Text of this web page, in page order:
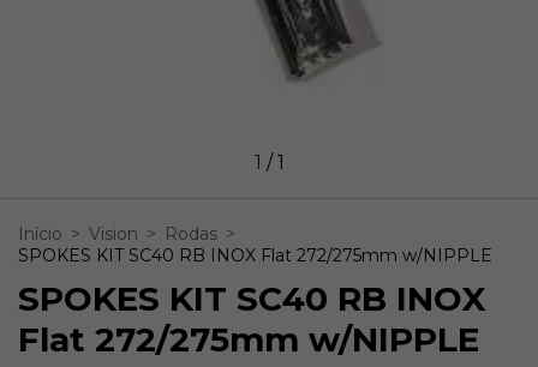
1 /1
Início > Vision > Rodas >
SPOKES KIT SC40 RB INOX Flat 272/275mm w/NIPPLE
SPOKES KIT SC40 RB INOX
Flat 272/275mm w/NIPPLE